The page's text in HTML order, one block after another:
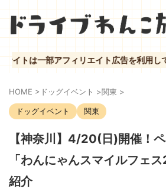
部アフィリエイト広告を利用しています
HOME > ドッグイベント >関東 >
ドッグイベント 関東
【神奈川】4/20(日)開催！
「わんにゃんスマイルフェ
紹介